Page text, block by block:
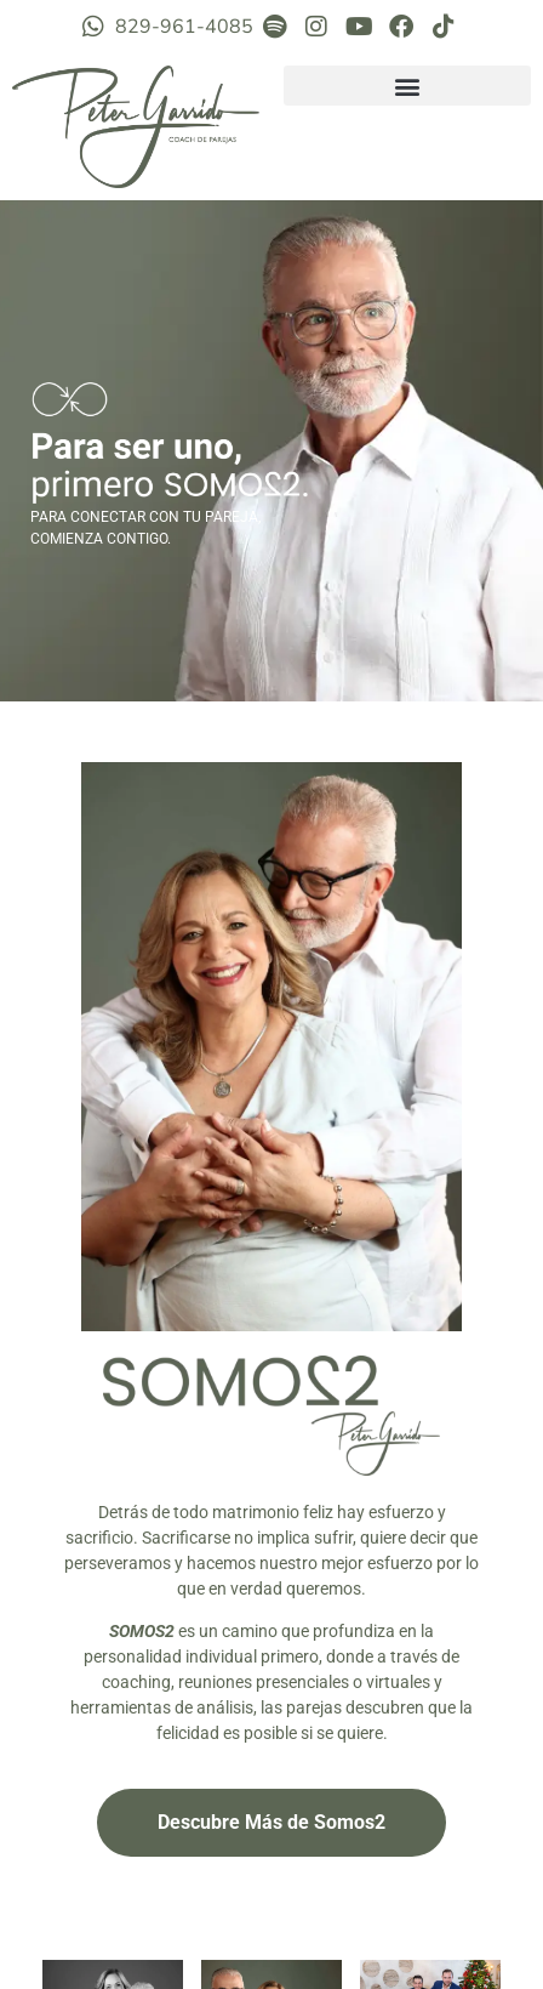
829-961-4085
PARA CONECTAR CON TU PAREJA,
COMIENZA CONTIGO.
Detrás de todo matrimonio feliz hay esfuerzo y
sacrificio. Sacrificarse no implica sufrir, quiere decir que
perseveramos y hacemos nuestro mejor esfuerzo por lo
que en verdad queremos.
SOMOS2es un camino que profundiza en la
personalidad individual primero, donde a través de
coaching, reuniones presenciales o virtuales y
herramientas de análisis, las parejas descubren que la
felicidad es posible si se quiere.
Descubre Más de Somos2